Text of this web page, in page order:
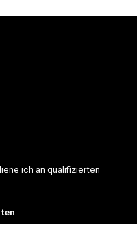
ich an qualifizierten